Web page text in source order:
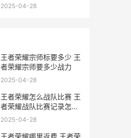
2025-04-28
王者荣耀宗师标要多少 王
者荣耀宗师要多少战力
2025-04-28
王者荣耀怎么战队比赛 王
者荣耀战队比赛记录怎么
隐藏
2025-04-28
王者荣耀哪里返费 王者荣